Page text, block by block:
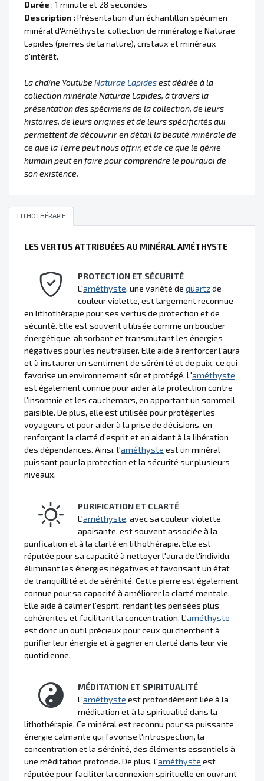
Durée : 1 minute et 28 secondes
Description : Présentation d'un échantillon spécimen
minéral d'Améthyste, collection de minéralogie Naturae
Lapides (pierres de la nature), cristaux et minéraux
d'intérêt.
La chaîne Youtube Naturae Lapidesest dédiée à la
collection minérale Naturae Lapides, à travers la
présentation des spécimens de la collection, de leurs
histoires, de leurs origines et de leurs spécificités qui
permettent de découvrir en détail la beauté minérale de
ce que la Terre peut nous offrir, et de ce que le génie
humain peut en faire pour comprendre le pourquoi de
son existence.
LITHOTHÉRAPIE
LES VERTUS ATTRIBUÉES AU MINÉRAL AMÉTHYSTE
PROTECTION ET SÉCURITÉ
L'améthyste, une variété de quartzde
couleur violette, est largement reconnue
en lithothérapie pour ses vertus de protection et de
sécurité. Elle est souvent utilisée comme un bouclier
énergétique, absorbant et transmutant les énergies
négatives pour les neutraliser. Elle aide à renforcer l'aura
et à instaurer un sentiment de sérénité et de paix, ce qui
favorise un environnement sûr et protégé. L'améthyste
est également connue pour aider à la protection contre
l'insomnie et les cauchemars, en apportant un sommeil
paisible. De plus, elle est utilisée pour protéger les
voyageurs et pour aider à la prise de décisions, en
renforçant la clarté d'esprit et en aidant à la libération
des dépendances. Ainsi, l'améthyste est un minéral
puissant pour la protection et la sécurité sur plusieurs
niveaux.
PURIFICATION ET CLARTÉ
L'améthyste, avec sa couleur violette
apaisante, est souvent associée à la
purification et à la clarté en lithothérapie. Elle est
réputée pour sa capacité à nettoyer l'aura de l'individu,
éliminant les énergies négatives et favorisant un état
de tranquillité et de sérénité. Cette pierre est également
connue pour sa capacité à améliorer la clarté mentale.
Elle aide à calmer l'esprit, rendant les pensées plus
cohérentes et facilitant la concentration. L'améthyste
est donc un outil précieux pour ceux qui cherchent à
purifier leur énergie et à gagner en clarté dans leur vie
quotidienne.
MÉDITATION ET SPIRITUALITÉ
L'améthyste est profondément liée à la
méditation et à la spiritualité dans la
lithothérapie. Ce minéral est reconnu pour sa puissante
énergie calmante qui favorise l'introspection, la
concentration et la sérénité, des éléments essentiels à
une méditation profonde. De plus, l'améthyste est
réputée pour faciliter la connexion spirituelle en ouvrant